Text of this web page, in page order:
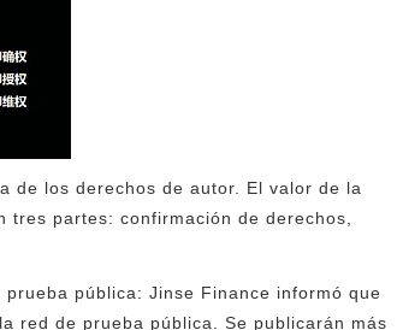
de los derechos de autor. El valor de la
partes: confirmación de derechos,
pública: Jinse Finance informó que
red de prueba pública. Se publicarán más